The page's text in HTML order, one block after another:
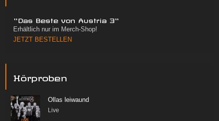
"Das Beste von Austria 3"
Erhältlich nur im Merch-Shop!
JETZT BESTELLEN
Hörproben
Ollas leiwaund
Live